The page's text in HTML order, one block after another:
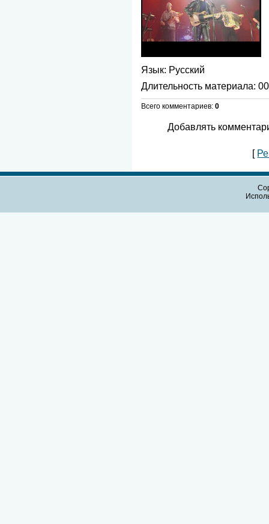
Язык: Русский
Длительность материала:
Всего комментариев: 0
Добавлять
[